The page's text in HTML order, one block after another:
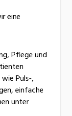
eine
Pflege und
Puls-,
einfache
unter